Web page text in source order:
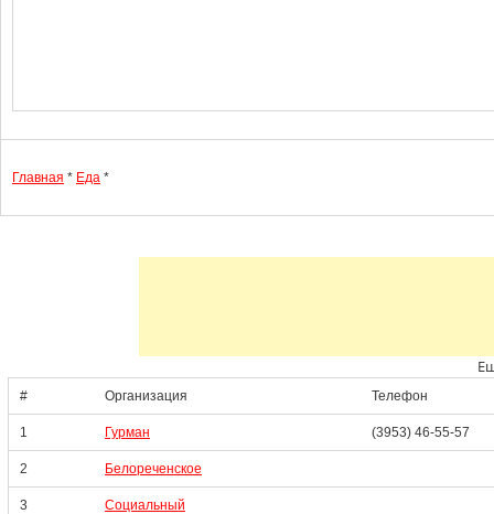
Главная * Еда *
# Организация Телефон
1 Гурман (3953) 46-55-57
2 Белореченское
3 Социальный